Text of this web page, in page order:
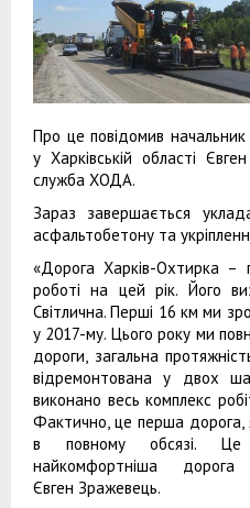
Про це повідомив
у Харківській області
служба ХОДА.
Зараз завершається
асфальтобетону та
«Дорога Харків-Охтирка –
роботі на цей рік. Його
Світлична. Перші 16 км ми
у 2017-му. Цього року ми
дороги, загальна
відремонтована у двох
виконано весь комплекс
Фактично, це перша дорога,
в повному обсязі.
найкомфортніша
Євген Зражевець.